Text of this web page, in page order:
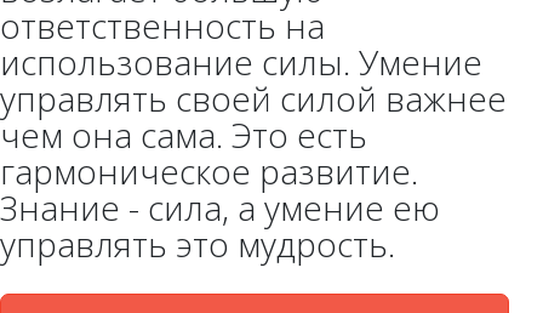
ответственность на
использование силы. Умение
управлять своей силой важнее
чем она сама. Это есть
гармоническое развитие.
Знание - сила, а умение ею
управлять это мудрость.